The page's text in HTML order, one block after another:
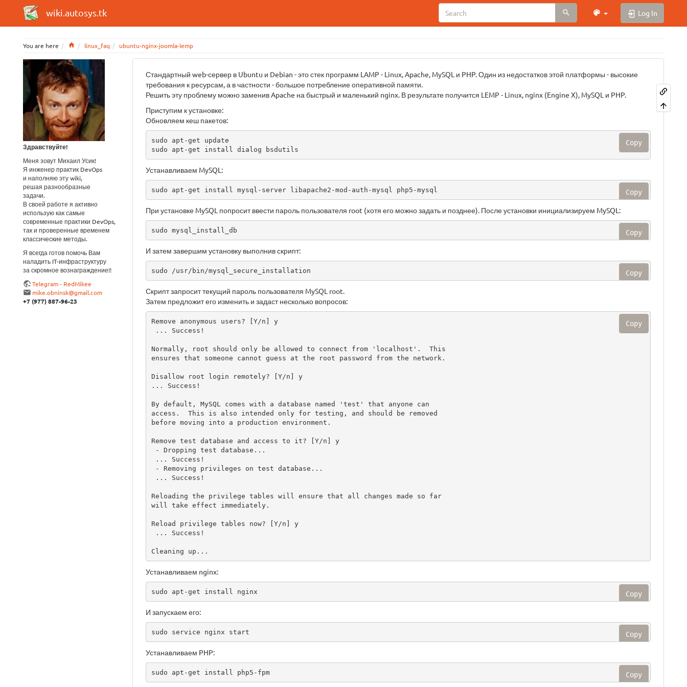
wiki.autosys.tk Log In
You are here Homelinux_faq ubuntu-nginx-joomla-lemp
Здравствуйте!
Меня зовут Михаил Усик!
Я инженер практик DevOps
и наполняю эту wiki,
решая разнообразные
задачи.
В своей работе я активно
использую как самые
современные практики DevOps,
так и проверенные временем
классические методы.
Я всегда готов помочь Вам
наладить IT-инфраструктуру
за скромное вознаграждение!!
Telegram - RedMikee
mike.obninsk@gmail.com
+7 (977) 887-96-23
Стандартный web-сервер в Ubuntu и Debian - это стек программ LAMP - Linux, Apache, MySQL и PHP. Один из недостатков этой платформы - высокие
требования к ресурсам, а в частности - большое потребление оперативной памяти.
Решить эту проблему можно заменив Apache на быстрый и маленький nginx. В результате получится LEMP - Linux, nginx (Engine X), MySQL и PHP.
Приступим к установке:
Обновляем кеш пакетов:
sudo apt-get update
sudo apt-get install dialog bsdutils
Copy
Устанавливаем MySQL:
sudo apt-get install mysql-server libapache2-mod-auth-mysql php5-mysql Copy
При установке MySQL попросит ввести пароль пользователя root (хотя его можно задать и позднее). После установки инициализируем MySQL:
sudo mysql_install_db Copy
И затем завершим установку выполнив скрипт:
sudo /usr/bin/mysql_secure_installation Copy
Скрипт запросит текущий пароль пользователя MySQL root.
Затем предложит его изменить и задаст несколько вопросов:
Remove anonymous users? [Y/n] y
Normally, root should only be allowed to connect from 'localhost'.  This
ensures that someone cannot guess at the root password from the network.
Disallow root login remotely? [Y/n] y
... Success!
By default, MySQL comes with a database named 'test' that anyone can
access.  This is also intended only for testing, and should be removed
before moving into a production environment.
Remove test database and access to it? [Y/n] y
Reloading the privilege tables will ensure that all changes made so far
will take effect immediately.
Reload privilege tables now? [Y/n] y
Cleaning up...
Copy
Устанавливаем nginx:
sudo apt-get install nginx Copy
И запускаем его:
sudo service nginx start Copy
Устанавливаем PHP:
sudo apt-get install php5-fpm Copy